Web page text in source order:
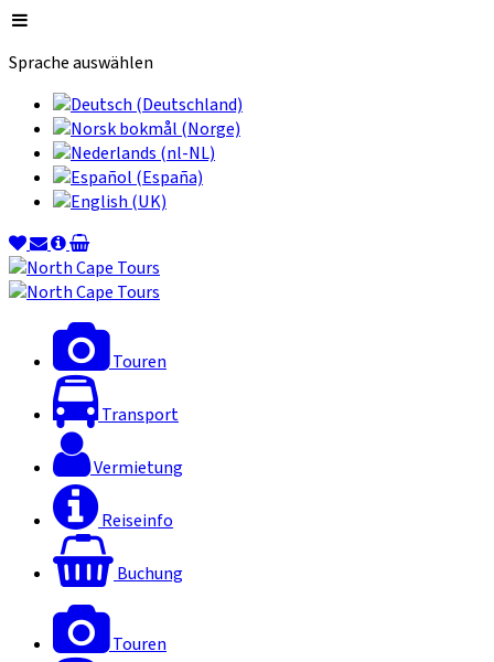
Sprache auswählen
Touren
Transport
Vermietung
Reiseinfo
Buchung
Touren